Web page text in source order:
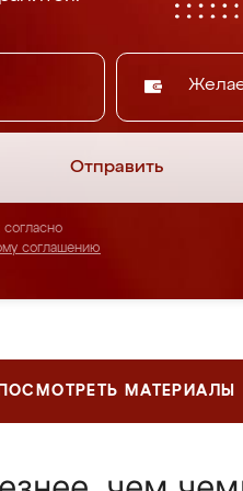
Отправить
соглашению
ПОСМОТРЕТЬ МАТЕРИАЛЫ